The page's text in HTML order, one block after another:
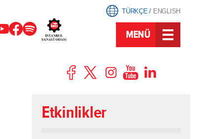
TÜRKÇE/ ENGLISH
MENÜ
Etkinlikler